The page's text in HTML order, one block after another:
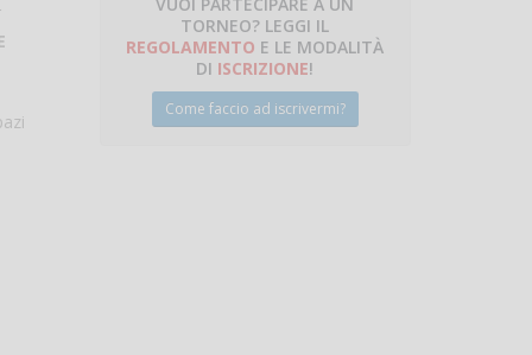
TORNEO? LEGGI IL
REGOLAMENTO E LE MODALITÀ
DI ISCRIZIONE!
Come faccio ad iscrivermi?